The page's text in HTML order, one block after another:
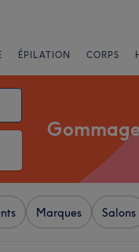
ÉPILATION CORPS
Marques Salons